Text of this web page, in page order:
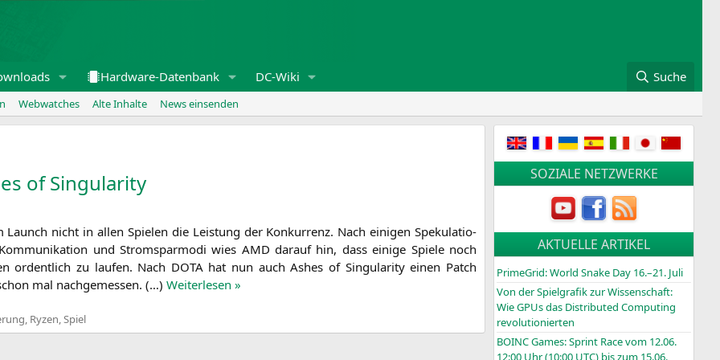
Hardware-Datenbank DC-Wiki Suche
Webwatches Alte Inhalte News einsenden
of Singularity
nicht in allen Spie­len die Leis­tung der Kon­kur­renz. Nach eini­gen Spe­ku­la­tio­
und Strom­spar­mo­di wies AMD dar­auf hin, dass eini­ge Spie­le noch
ordent­lich zu lau­fen. Nach DOTA hat nun auch Ashes of Sin­gu­la­ri­ty einen Patch
mal nach­ge­mes­sen. (…) Wei­ter­le­sen »
Ryzen Spiel
SOZIALE NETZWERKE
AKTUELLE ARTIKEL
PrimeGrid: World Snake Day 16.–21. Juli
Von der Spielgrafik zur Wissenschaft:
Wie GPUs das Distributed Computing
revolutionierten
BOINCGames: Sprint Race vom 12.06.
12:00 Uhr (10:00 UTC) bis zum 15.06.